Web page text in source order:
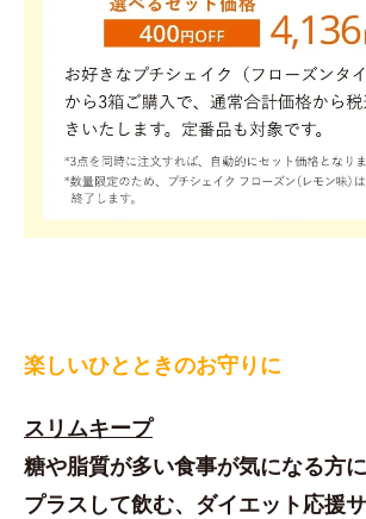
楽しいひとときのお守りに
スリムキープ
糖や脂質が多い食事が気になる方
プラスして飲む、ダイエット応援サ